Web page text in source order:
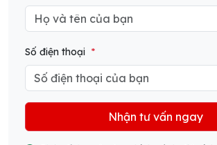
Số điện thoại *
Nhận tư vấn ngay